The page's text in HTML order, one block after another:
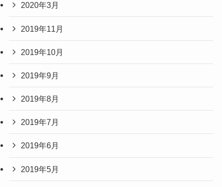
2020年3月
2019年11月
2019年10月
2019年9月
2019年8月
2019年7月
2019年6月
2019年5月